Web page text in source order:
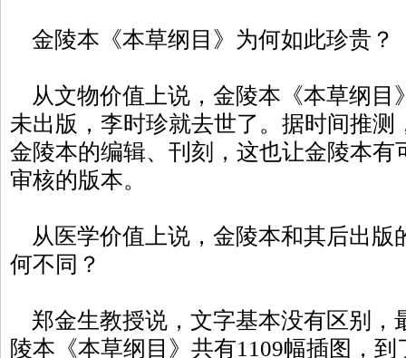
金陵本《本草纲目》为何如此珍贵？
从文物价值上说，金陵本《本草纲目
未出版，李时珍就去世了。据时间推测
金陵本的编辑、刊刻，这也让金陵本有
审核的版本。
从医学价值上说，金陵本和其后出版
何不同？
郑金生教授说，文字基本没有区别，
陵本《本草纲目》共有1109幅插图，